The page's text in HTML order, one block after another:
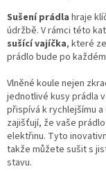
Sušení prádla hraje
údržbě. V rámci této
sušící vajíčka, které
prádlo bude po
Vlněné koule nejen
jednotlivé kusy prádla
přispívá k rychlejšímu
zajišťují, že vaše
elektřinu. Tyto
takže můžete sušit s
stavu.